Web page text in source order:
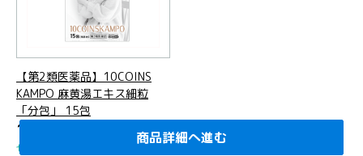
商品詳細へ進む
商品詳細へ進む
商品詳細へ進む
商品詳細へ進む
商品詳細へ進む
商品詳細へ進む
商品詳細へ進む
商品詳細へ進む
商品詳細へ進む
商品詳細へ進む
商品詳細へ進む
商品詳細へ進む
商品詳細へ進む
商品詳細へ進む
【第2類医薬品】10COINS
KAMPO 麻黄湯エキス細粒
「分包」 15包
1,100
セルフメディケーション税制対象
商品詳細へ進む